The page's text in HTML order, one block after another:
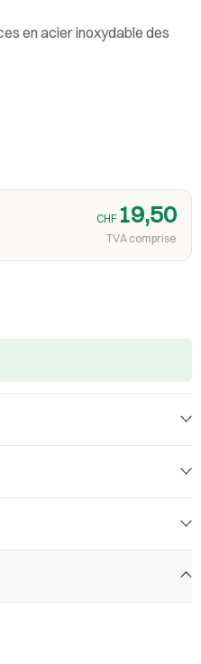
en acier inoxydable des
CHF 19,50
TVA comprise